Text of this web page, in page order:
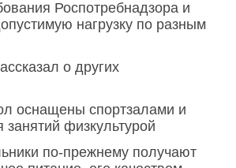
Роспотребнадзора и
нагрузку по разным
о других
оснащены спортзалами и
физкультурой
по-прежнему получают